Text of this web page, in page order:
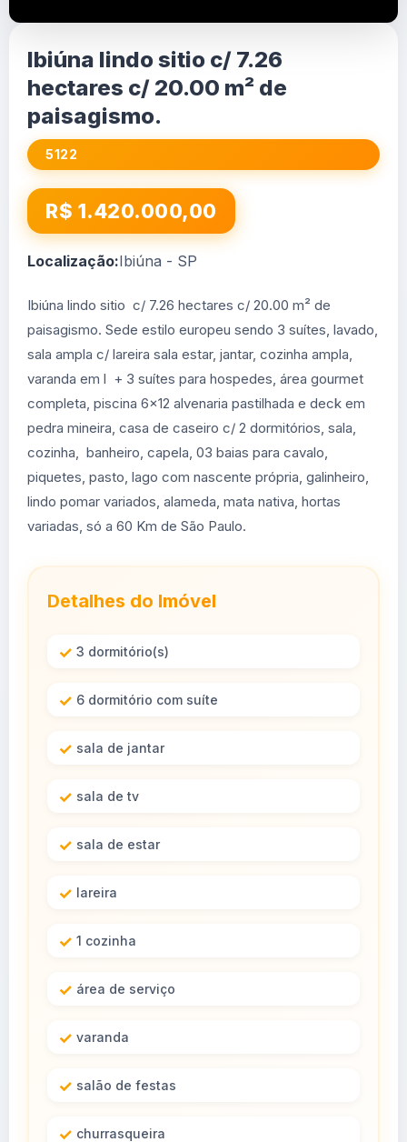
Ibiúna lindo sitio c/ 7.26
hectares c/ 20.00 m² de
paisagismo.
5122
R$ 1.420.000,00
Localização:Ibiúna - SP
Ibiúna lindo sitio c/ 7.26 hectares c/ 20.00 m² de
paisagismo. Sede estilo europeu sendo 3 suítes, lavado,
sala ampla c/ lareira sala estar, jantar, cozinha ampla,
varanda em l + 3 suítes para hospedes, área gourmet
completa, piscina 6x12 alvenaria pastilhada e deck em
pedra mineira, casa de caseiro c/ 2 dormitórios, sala,
cozinha, banheiro, capela, 03 baias para cavalo,
piquetes, pasto, lago com nascente própria, galinheiro,
lindo pomar variados, alameda, mata nativa, hortas
variadas, só a 60 Km de São Paulo.
Detalhes do Imóvel
3 dormitório(s)
6 dormitório com suíte
sala de jantar
sala de tv
sala de estar
lareira
1 cozinha
área de serviço
varanda
salão de festas
churrasqueira